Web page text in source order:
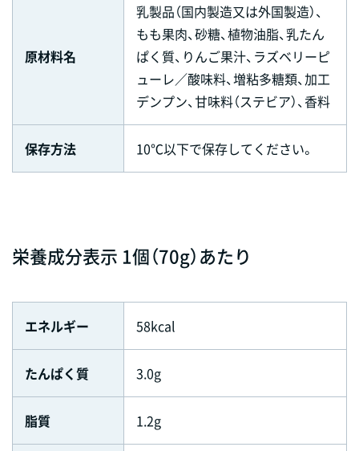
原材料名
乳製品（国内製造又は外国製造）、
もも果肉、砂糖、植物油脂、乳たん
ぱく質、りんご果汁、ラズベリーピ
ューレ／酸味料、増粘多糖類、加工
デンプン、甘味料（ステビア）、香料
保存方法 10℃以下で保存してください。
栄養成分表示 1個（70g）あたり
エネルギー 58kcal
たんぱく質 3.0g
脂質 1.2g